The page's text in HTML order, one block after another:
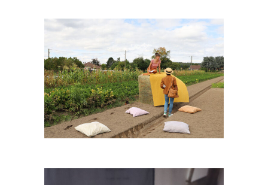
Le champ des alouettes